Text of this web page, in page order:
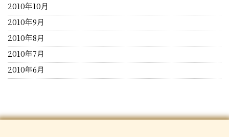
2010年10月
2010年9月
2010年8月
2010年7月
2010年6月